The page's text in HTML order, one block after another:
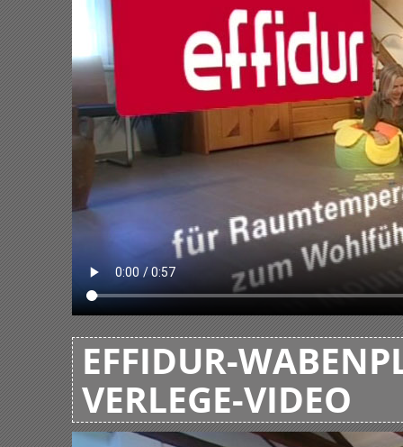
EFFIDUR-
VERLEGE-VIDEO